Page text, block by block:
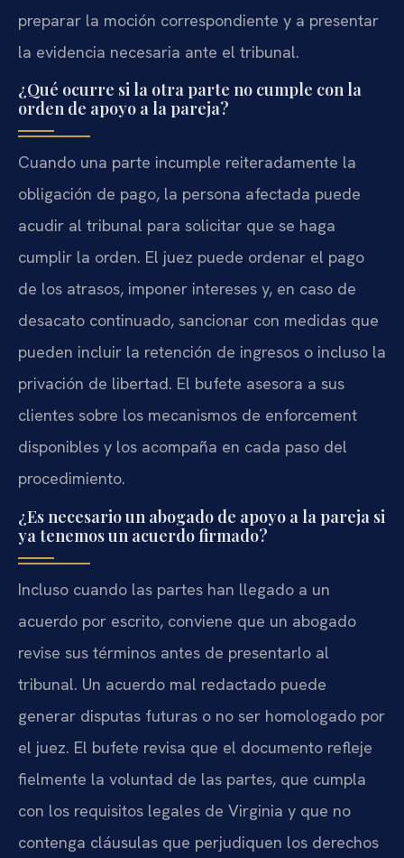
preparar la moción correspondiente y a presentar
la evidencia necesaria ante el tribunal.
¿Qué ocurre si la otra parte no cumple con la
orden de apoyo a la pareja?
Cuando una parte incumple reiteradamente la
obligación de pago, la persona afectada puede
acudir al tribunal para solicitar que se haga
cumplir la orden. El juez puede ordenar el pago
de los atrasos, imponer intereses y, en caso de
desacato continuado, sancionar con medidas que
pueden incluir la retención de ingresos o incluso la
privación de libertad. El bufete asesora a sus
clientes sobre los mecanismos de enforcement
disponibles y los acompaña en cada paso del
procedimiento.
¿Es necesario un abogado de apoyo a la pareja si
ya tenemos un acuerdo firmado?
Incluso cuando las partes han llegado a un
acuerdo por escrito, conviene que un abogado
revise sus términos antes de presentarlo al
tribunal. Un acuerdo mal redactado puede
generar disputas futuras o no ser homologado por
el juez. El bufete revisa que el documento refleje
fielmente la voluntad de las partes, que cumpla
con los requisitos legales de Virginia y que no
contenga cláusulas que perjudiquen los derechos